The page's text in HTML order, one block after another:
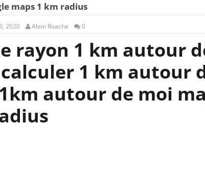
maps 1 km radius
2020 Alain Roache 0
rayon 1 km autour
1 km autour
autour de moi